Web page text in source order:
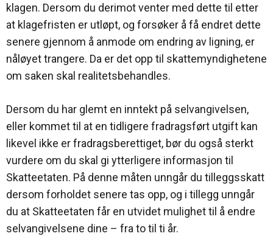
klagen. Dersom du derimot venter med dette til etter
at klagefristen er utløpt, og forsøker å få endret dette
senere gjennom å anmode om endring av ligning, er
nåløyet trangere. Da er det opp til skattemyndighetene
om saken skal realitetsbehandles.
Dersom du har glemt en inntekt på selvangivelsen,
eller kommet til at en tidligere fradragsført utgift kan
likevel ikke er fradragsberettiget, bør du også sterkt
vurdere om du skal gi ytterligere informasjon til
Skatteetaten. På denne måten unngår du tilleggsskatt
dersom forholdet senere tas opp, og i tillegg unngår
du at Skatteetaten får en utvidet mulighet til å endre
selvangivelsene dine – fra to til ti år.